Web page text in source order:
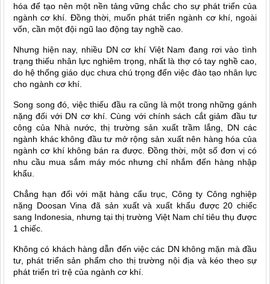
hóa để tạo nên một nền tảng vững chắc cho sự phát triển của
ngành cơ khí. Đồng thời, muốn phát triển ngành cơ khí, ngoài
vốn, cần một đội ngũ lao động tay nghề cao.
Nhưng hiện nay, nhiều DN cơ khí Việt Nam đang rơi vào tình
trạng thiếu nhân lực nghiêm trọng, nhất là thợ có tay nghề cao,
do hệ thống giáo dục chưa chú trọng đến việc đào tạo nhân lực
cho ngành cơ khí.
Song song đó, việc thiếu đầu ra cũng là một trong những gánh
nặng đối với DN cơ khí. Cùng với chính sách cắt giảm đầu tư
công của Nhà nước, thị trường sản xuất trầm lắng, DN các
ngành khác không đầu tư mở rộng sản xuất nên hàng hóa của
ngành cơ khí không bán ra được. Đồng thời, một số đơn vị có
nhu cầu mua sắm máy móc nhưng chỉ nhắm đến hàng nhập
khẩu.
Chẳng hạn đối với mặt hàng cẩu trục, Công ty Công nghiệp
nặng Doosan Vina đã sản xuất và xuất khẩu được 20 chiếc
sang Indonesia, nhưng tại thị trường Việt Nam chỉ tiêu thụ được
1 chiếc.
Không có khách hàng dẫn đến việc các DN không mặn mà đầu
tư, phát triển sản phẩm cho thị trường nội địa và kéo theo sự
phát triển trì trệ của ngành cơ khí.